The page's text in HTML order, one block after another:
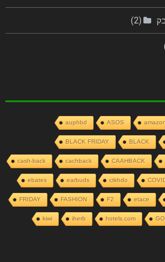
(2)
ASOS
auphbd
BLACK
BLACK FRIDAY
CAAHBACK
cachback
cash-back
ctkhdo
earbuds
ebates
etace
F2
FASHION
FRIDAY
GO
hotels.com
iherb
kiwi